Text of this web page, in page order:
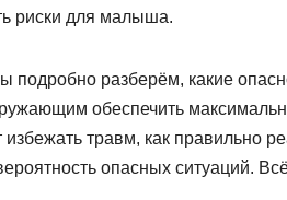
риски для малыша.
подробно разберём, какие
обеспечить
травм, как правильно
опасных ситуаций.